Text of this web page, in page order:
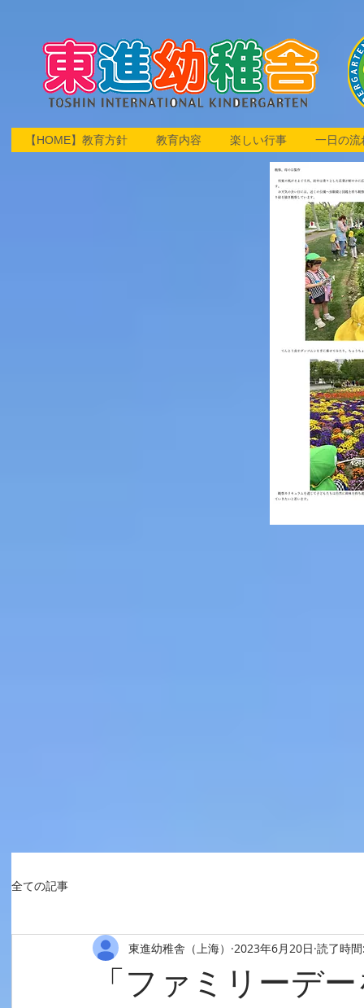
【HOME】教育方針 教育内容 楽しい行事 一日の流
全ての記事
「ファミリーデ
東進幼稚舎（上海） 2023年6月20日 読了時